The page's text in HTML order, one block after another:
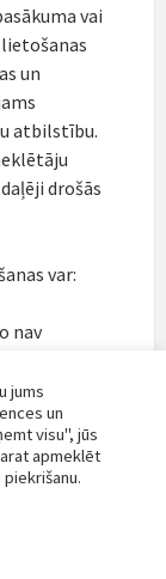
vai
un
atbilstību.
drošās
var:
nav
arī var
grupās, ja
publiskajos
jums
un
visu", jūs
apmeklēt